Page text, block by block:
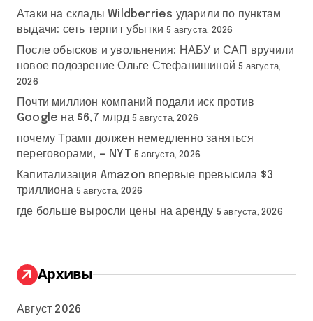
Атаки на склады Wildberries ударили по пунктам
выдачи: сеть терпит убытки 5 августа, 2026
После обысков и увольнения: НАБУ и САП вручили
новое подозрение Ольге Стефанишиной 5 августа,
2026
Почти миллион компаний подали иск против
Google на $6,7 млрд 5 августа, 2026
почему Трамп должен немедленно заняться
переговорами, — NYT 5 августа, 2026
Капитализация Amazon впервые превысила $3
триллиона 5 августа, 2026
где больше выросли цены на аренду 5 августа, 2026
Архивы
Август 2026